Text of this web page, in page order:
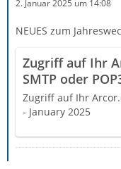
2. Januar 2025 um 14:08
NEUES zum
Zugriff auf Ihr
SMTP oder
Zugriff auf Ihr
- January 2025